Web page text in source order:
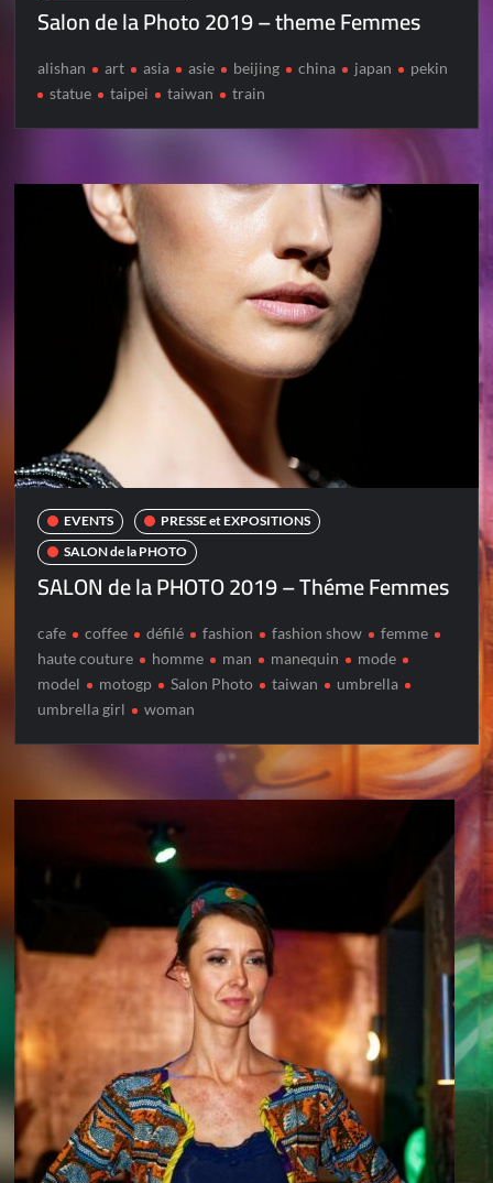
Salon de la Photo 2019 – theme Femmes
alishan art asia asie beijing china japan
pekin
statue
taipei taiwan train
EVENTS
PRESSE et EXPOSITIONS
SALON de la PHOTO
SALON de la PHOTO 2019 – Théme Femmes
cafe coffee défilé fashion fashion show
femme
haute couture
homme man manequin
mode
model
motogp Salon Photo taiwan
umbrella
umbrella girl
woman